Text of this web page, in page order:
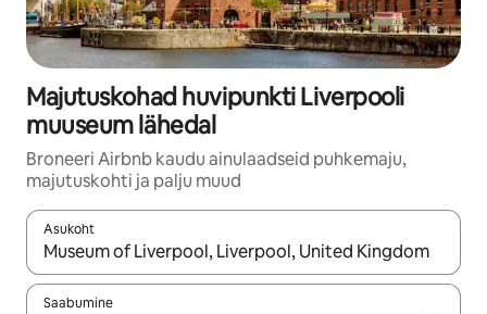
Majutuskohad huvipunkti Liverpooli
muuseum lähedal
Broneeri Airbnb kaudu ainulaadseid puhkemaju,
majutuskohti ja palju muud
Asukoht
Kui tulemused on kuvatud, liigu ekraanil nooleklahvidega või
Saabumine